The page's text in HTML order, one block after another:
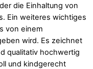
die Einhaltung von
Ein weiteres wichtiges
von einem
wird. Es zeichnet
qualitativ hochwertig
und kindgerecht